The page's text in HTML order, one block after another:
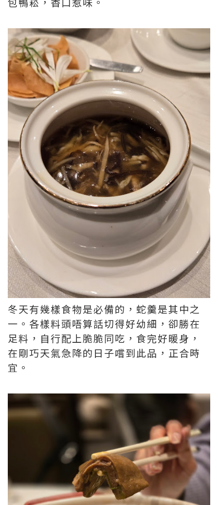
冬天有幾樣食物是必備的，蛇羹是其中之
一。各樣料頭唔算話切得好幼細，卻勝在
足料，自行配上脆脆同吃，食完好暖身，
在剛巧天氣急降的日子嚐到此品，正合時
宜。